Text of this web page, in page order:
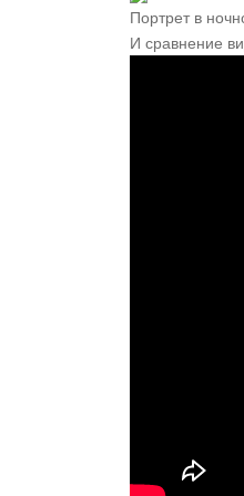
Портрет в
И сравнение